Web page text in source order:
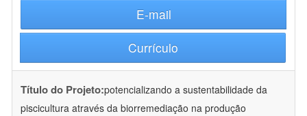
E-mail
Currículo
Título do Projeto:potencializando a sustentabilidade da
piscicultura através da biorremediação na produção